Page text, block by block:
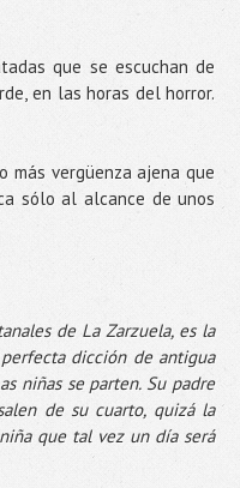
que se escuchan de
en las horas del horror.
más vergüenza ajena que
sólo al alcance de unos
de La Zarzuela, es la
dicción de antigua
niñas se parten. Su padre
de su cuarto, quizá la
que tal vez un día será